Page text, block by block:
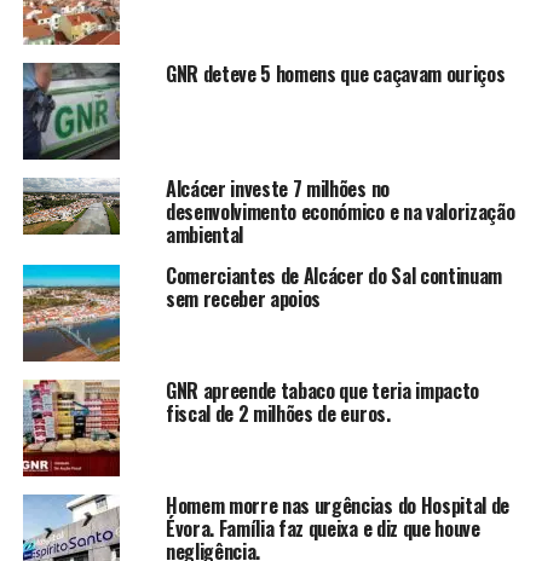
GNR deteve 5 homens que caçavam ouriços
Alcácer investe 7 milhões no
desenvolvimento económico e na valorização
ambiental
Comerciantes de Alcácer do Sal continuam
sem receber apoios
GNR apreende tabaco que teria impacto
fiscal de 2 milhões de euros.
Homem morre nas urgências do Hospital de
Évora. Família faz queixa e diz que houve
negligência.